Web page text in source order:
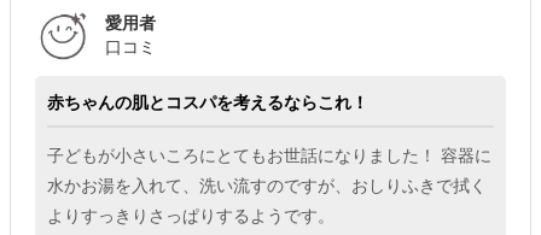
愛用者
口コミ
赤ちゃんの肌とコスパを考えるならこれ！
子どもが小さいころにとてもお世話になりました！ 容器に
水かお湯を入れて、洗い流すのですが、おしりふきで拭く
よりすっきりさっぱりするようです。